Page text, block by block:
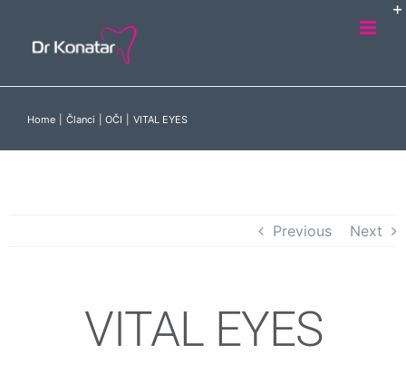
Home Članci OČI VITAL EYES
Previous Next
VITAL EYES